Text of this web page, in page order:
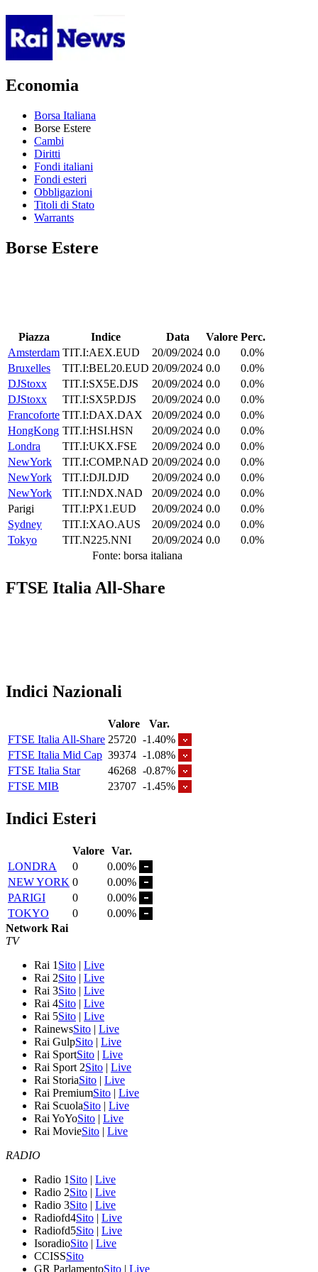
Economia
Borsa Italiana
Borse Estere
Cambi
Diritti
Fondi italiani
Fondi esteri
Obbligazioni
Titoli di Stato
Warrants
Borse Estere
Piazza Indice Data Valore Perc.
Amsterdam TIT.I:AEX.EUD 20/09/2024 0.0
0.0%
Bruxelles
TIT.I:BEL20.EUD 20/09/2024 0.0
0.0%
DJStoxx
TIT.I:SX5E.DJS 20/09/2024 0.0
0.0%
DJStoxx
TIT.I:SX5P.DJS 20/09/2024 0.0
0.0%
Francoforte TIT.I:DAX.DAX 20/09/2024 0.0
0.0%
HongKong TIT.I:HSI.HSN 20/09/2024 0.0
0.0%
Londra
TIT.I:UKX.FSE 20/09/2024 0.0
0.0%
NewYork
TIT.I:COMP.NAD 20/09/2024 0.0
0.0%
NewYork
TIT.I:DJI.DJD 20/09/2024 0.0
0.0%
NewYork
TIT.I:NDX.NAD 20/09/2024 0.0
0.0%
Parigi
TIT.I:PX1.EUD 20/09/2024 0.0
0.0%
Sydney
TIT.I:XAO.AUS 20/09/2024 0.0
0.0%
Tokyo
TIT.N225.NNI 20/09/2024 0.0
0.0%
Fonte: borsa italiana
FTSE Italia All-Share
Indici Nazionali
Valore
Var.
FTSE Italia All-Share 25720 -1.40%
FTSE Italia Mid Cap 39374 -1.08%
FTSE Italia Star
46268 -0.87%
FTSE MIB
23707 -1.45%
Indici Esteri
Valore Var.
LONDRA
0
0.00%
NEW YORK 0
0.00%
PARIGI
0
0.00%
TOKYO
0
0.00%
Network Rai
TV
Rai 1 Sito | Live
Rai 2Sito | Live
Rai 3Sito | Live
Rai 4Sito | Live
Rai 5Sito | Live
RainewsSito | Live
Rai GulpSito | Live
Rai SportSito | Live
Rai Sport 2Sito | Live
Rai StoriaSito | Live
Rai PremiumSito | Live
Rai ScuolaSito | Live
Rai YoYoSito | Live
Rai MovieSito | Live
RADIO
Radio 1 Sito | Live
Radio 2Sito | Live
Radio 3Sito | Live
Radiofd4Sito | Live
Radiofd5Sito | Live
IsoradioSito | Live
CCISSSito
GR ParlamentoSito | Live